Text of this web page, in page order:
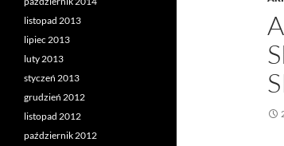
listopad 2013
lipiec 2013
luty 2013
styczeń 2013
grudzień 2012
listopad 2012
październik 2012